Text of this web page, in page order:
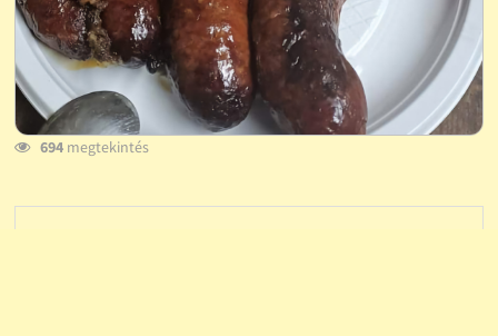
694megtekintés